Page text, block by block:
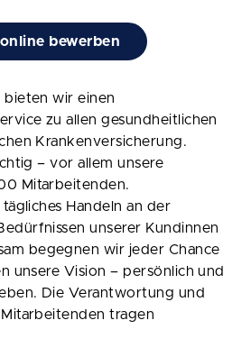
bewerben
bieten wir einen
zu allen gesundheitlichen
Krankenversicherung.
– vor allem unsere
Mitarbeitenden.
Handeln an der
unserer Kundinnen
begegnen wir jeder Chance
unsere Vision – persönlich und
Die Verantwortung und
tragen